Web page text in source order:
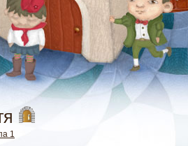
1